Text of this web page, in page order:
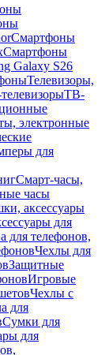
Смартфоны
Смартфоны
Galaxy S26
Телевизоры,
ТВ-
электронные
для
Смарт-часы,
часы
аксессуары
для
для телефонов,
Чехлы для
Защитные
Игровые
Чехлы с
для
Сумки для
для